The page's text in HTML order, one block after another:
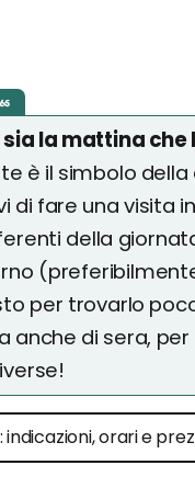
la mattina che
è il simbolo
di fare una visita
della
per trovarlo
anche di sera,
orari e